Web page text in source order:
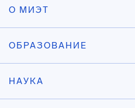
О МИЭТ
ОБРАЗОВАНИЕ
НАУКА